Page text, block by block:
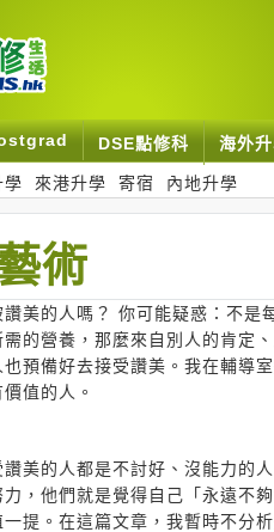
DSE點修科 海外
學 來港升學 寄宿 內地升學
術
美的人嗎？ 你可能疑惑：不是
的營養，那麼來自別人的肯定
預備好去接受讚美。我在輔導
值的人。
美的人都是不討好、沒能力的
，他們就是覺得自己「永遠不
提。在這篇文章，我暫時不分